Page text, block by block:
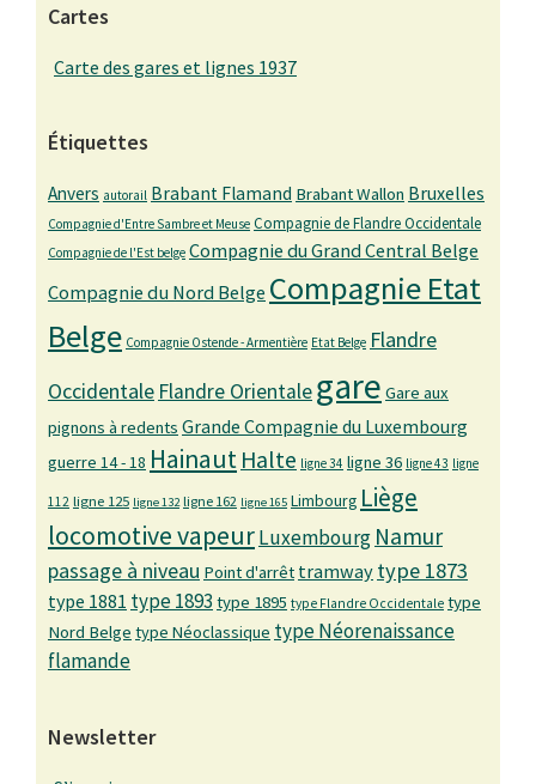
Cartes
Carte des gares et lignes 1937
Étiquettes
Anvers autorail Brabant Flamand Brabant Wallon Bruxelles
Compagnie d'Entre Sambre et Meuse Compagnie de Flandre Occidentale
Compagnie de l'Est belge Compagnie du Grand Central Belge
Compagnie du Nord Belge Compagnie Etat
Belge Compagnie Ostende - Armentière Etat Belge Flandre
Occidentale Flandre Orientalegare Gare aux
pignons à redents Grande Compagnie du Luxembourg
guerre 14 - 18 Hainaut Halte ligne 34 ligne 36 ligne 43 ligne
112 ligne 125 ligne 132 ligne 162 ligne 165 Limbourg Liège
locomotive vapeurLuxembourg Namur
passage à niveau Point d'arrêt tramway type 1873
type 1881 type 1893 type 1895 type Flandre Occidentale type
Nord Belge type Néoclassique type Néorenaissance
flamande
Newsletter